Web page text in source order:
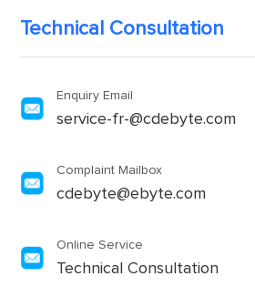
Technical Consultation
Enquiry Email
service-fr-@cdebyte.com
Complaint Mailbox
cdebyte@ebyte.com
Online Service
Technical Consultation